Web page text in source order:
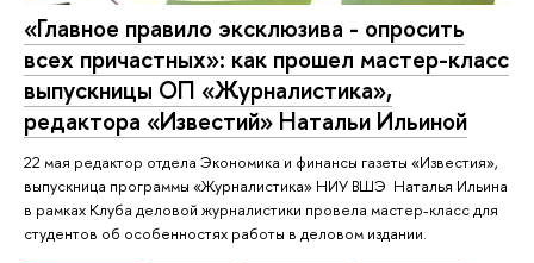
«Главное правило эксклюзива - опросить
всех причастных»: как прошел мастер-класс
выпускницы ОП «Журналистика»,
редактора «Известий» Натальи Ильиной
22 мая редактор отдела Экономика и финансы газеты «Известия»,
выпускница программы «Журналистика» НИУ ВШЭ Наталья Ильина
в рамках Клуба деловой журналистики провела мастер-класс для
студентов об особенностях работы в деловом издании.